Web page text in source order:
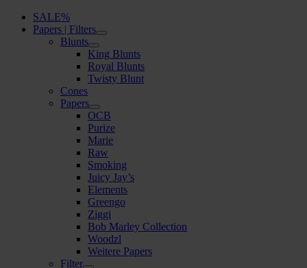
SALE%
Papers | Filters
Blunts
King Blunts
Royal Blunts
Twisty Blunt
Cones
Papers
OCB
Purize
Marie
Raw
Smoking
Juicy Jay’s
Elements
Greengo
Ziggi
Bob Marley Collection
Woodzl
Weitere Papers
Filter